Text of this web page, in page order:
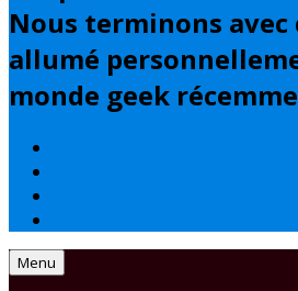
Nous terminons avec
allumé
monde geek
Menu